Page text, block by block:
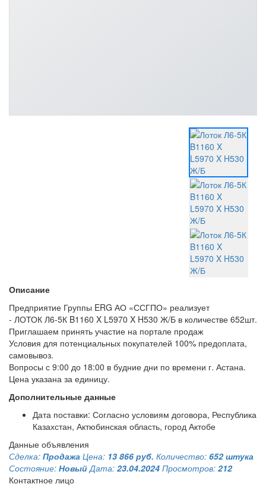
Описание
Предприятие Группы ERG АО «ССГПО» реализует
- ЛОТОК Л6-5К B1160 X L5970 X H530 Ж/Б в количестве 652шт.
Приглашаем принять участие на портале продаж
Условия для потенциальных покупателей 100% предоплата,
самовывоз.
Вопросы с 9:00 до 18:00 в будние дни по времени г. Астана.
Цена указана за единицу.
Дополнительные данные
Дата поставки: Согласно условиям договора, Республика
Казахстан, Актюбинская область, город Актобе
Данные объявления
Сделка: Продажа Цена: 13 866 руб. Количество: 652 штука
Состояние: Новый Дата: 23.04.2024 Просмотров: 212
Контактное лицо